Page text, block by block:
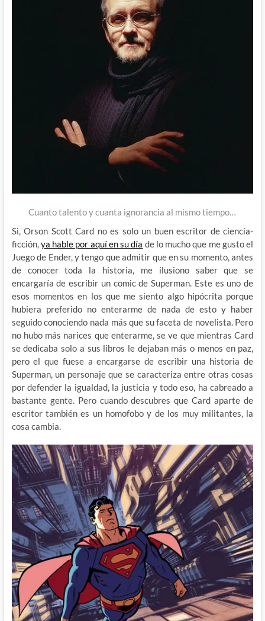
Cuanto talento y cuanta ignorancia al mismo tiempo…
Si, Orson Scott Card no es solo un buen escritor de ciencia-
ficción,ya hable por aquí en su día de lo mucho que me gusto el
Juego de Ender, y tengo que admitir que en su momento, antes
de conocer toda la historia, me ilusiono saber que se
encargaría de escribir un comic de Superman. Este es uno de
esos momentos en los que me siento algo hipócrita porque
hubiera preferido no enterarme de nada de esto y haber
seguido conociendo nada más que su faceta de novelista. Pero
no hubo más narices que enterarme, se ve que mientras Card
se dedicaba solo a sus libros le dejaban más o menos en paz,
pero el que fuese a encargarse de escribir una historia de
Superman, un personaje que se caracteriza entre otras cosas
por defender la igualdad, la justicia y todo eso, ha cabreado a
bastante gente. Pero cuando descubres que Card aparte de
escritor también es un homofobo y de los muy militantes, la
cosa cambia.